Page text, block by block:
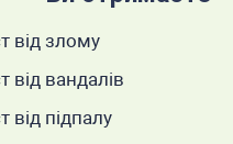
від злому
від вандалів
від підпалу